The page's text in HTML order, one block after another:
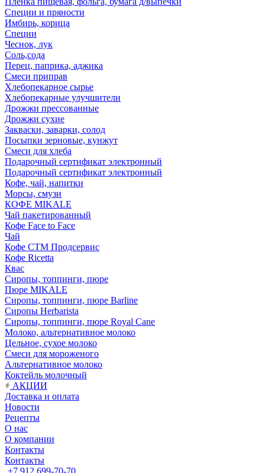
Специи и пряности
Имбирь, корица
Специи
Чеснок, лук
Соль,сода
Перец, паприка, аджика
Смеси приправ
Хлебопекарное сырье
Хлебопекарные улучшители
Дрожжи прессованные
Дрожжи сухие
Закваски, заварки, солод
Посыпки зерновые, кунжут
Смеси для хлеба
Подарочный сертификат электронный
Подарочный сертификат электронный
Кофе, чай, напитки
Морсы, смузи
КОФЕ MIKALE
Чай пакетированный
Кофе Face to Face
Чай
Кофе СТМ Продсервис
Кофе Ricetta
Квас
Сиропы, топпинги, пюре
Пюре MIKALE
Сиропы, топпинги, пюре Barline
Сиропы Herbarista
Сиропы, топпинги, пюре Royal Cane
Молоко, альтернативное молоко
Цельное, сухое молоко
Смеси для мороженого
Альтернативное молоко
Коктейль молочный
АКЦИИ
Доставка и оплата
Новости
Рецепты
О нас
О компании
Контакты
Контакты
+7 912 699-70-70